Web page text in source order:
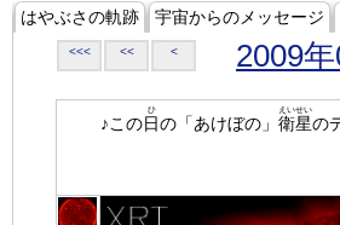
はやぶさの軌跡 宇宙からのメッセージ
<<< << < 2009年
♪この日
ひ
の「あけぼの」 衛星
えいせい
の